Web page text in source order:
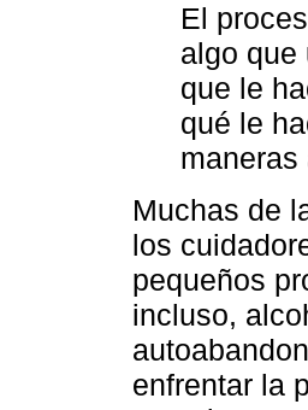
El
algo que
que le
qué le
Muchas de
los
pequeños
incluso,
enfrentar la